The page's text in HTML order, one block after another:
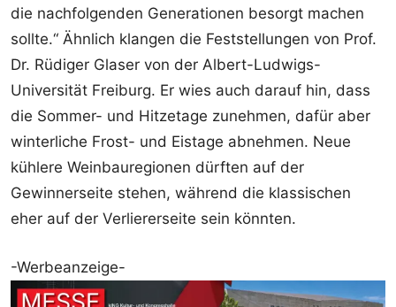
die nachfolgenden Generationen besorgt machen
sollte.“ Ähnlich klangen die Feststellungen von Prof.
Dr. Rüdiger Glaser von der Albert-Ludwigs-
Universität Freiburg. Er wies auch darauf hin, dass
die Sommer- und Hitzetage zunehmen, dafür aber
winterliche Frost- und Eistage abnehmen. Neue
kühlere Weinbauregionen dürften auf der
Gewinnerseite stehen, während die klassischen
eher auf der Verliererseite sein könnten.
-Werbeanzeige-